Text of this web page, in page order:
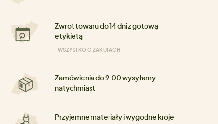
Zwrot towaru do 14 dni z gotową
etykietą
WSZYSTKO O ZAKUPACH
Zamówienia do 9:00 wysyłamy
natychmiast
Przyjemne materiały i wygodne kroje